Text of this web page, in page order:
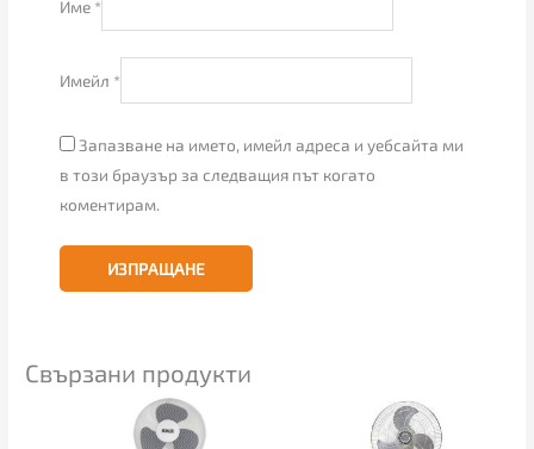
Име *
Имейл *
Запазване на името, имейл адреса и уебсайта ми
в този браузър за следващия път когато
коментирам.
Свързани продукти